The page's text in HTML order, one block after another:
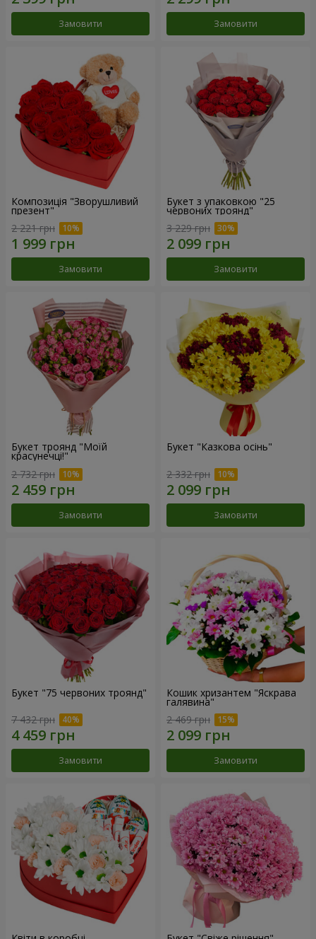
Замовити Замовити
Композиція "Зворушливий
презент"
2 221 грн
Замовити
Букет з упаковкою "25
червоних троянд"
3 229 грн
Замовити
Букет троянд "Моїй
красунечці!"
2 732 грн
Замовити
Букет "Казкова осінь"
2 332 грн
Замовити
Букет "75 червоних троянд"
7 432 грн
Замовити
Кошик хризантем "Яскрава
галявина"
2 469 грн
Замовити